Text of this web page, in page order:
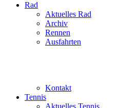
Rad
Aktuelles Rad
Archiv
Rennen
Ausfahrten
Kontakt
Tennis
Aktuelles Tennis